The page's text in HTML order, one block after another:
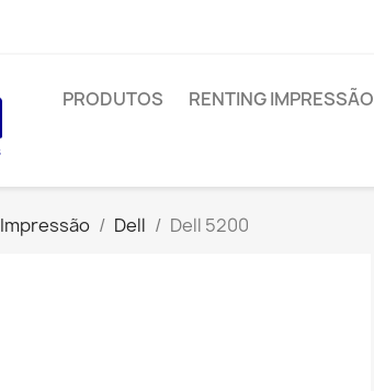
PRODUTOS RENTING IMPRESSÃO
Impressão Dell Dell 5200